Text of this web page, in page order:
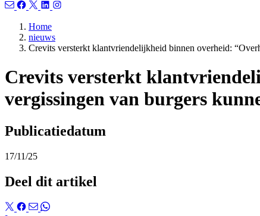
Home
nieuws
Crevits versterkt klantvriendelijkheid binnen overheid:
Crevits versterkt
vergissingen van burgers
Publicatiedatum
17/11/25
Deel dit artikel